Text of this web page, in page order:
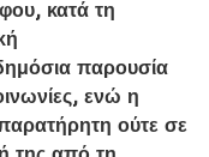
κατά τη
παρουσία
ενώ η
ούτε σε